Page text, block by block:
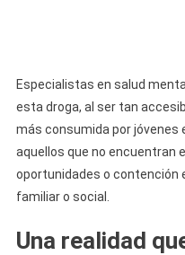
Especialistas en salud
esta droga, al ser tan
más consumida por jóvenes
aquellos que no encuentran
oportunidades o contención
familiar o social.
Una realidad